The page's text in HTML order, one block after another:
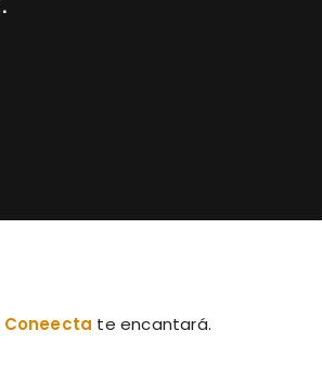
Coneecta te encantará.